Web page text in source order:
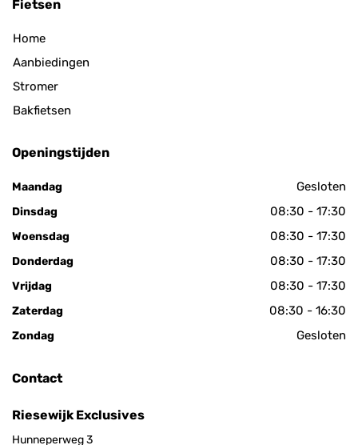
Fietsen
Home
Aanbiedingen
Stromer
Bakfietsen
Openingstijden
Maandag Gesloten
Dinsdag 08:30 - 17:30
Woensdag 08:30 - 17:30
Donderdag 08:30 - 17:30
Vrijdag 08:30 - 17:30
Zaterdag 08:30 - 16:30
Zondag Gesloten
Contact
Riesewijk Exclusives
Hunneperweg 3